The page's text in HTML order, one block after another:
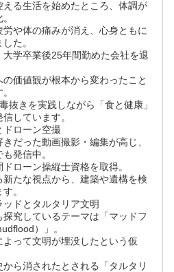
える生活を始めたところ、体調が
労や体の痛みが消え、心身ともに
た。
大学卒業後25年間勤めた会社を退
の価値観が根本から変わったこと
抜きを実践しながら「食と健康」
しています。
ドローン空撮
きだった動画撮影・編集が高じ、
発信中。
ローン操縦士資格を取得。
新たな視点から、建築や遺構を検
。
ッドとタルタリア文明
探究しているテーマは「マッドフ
）」。
よって文明が埋没したという仮
から消されたとされる「タルタリ